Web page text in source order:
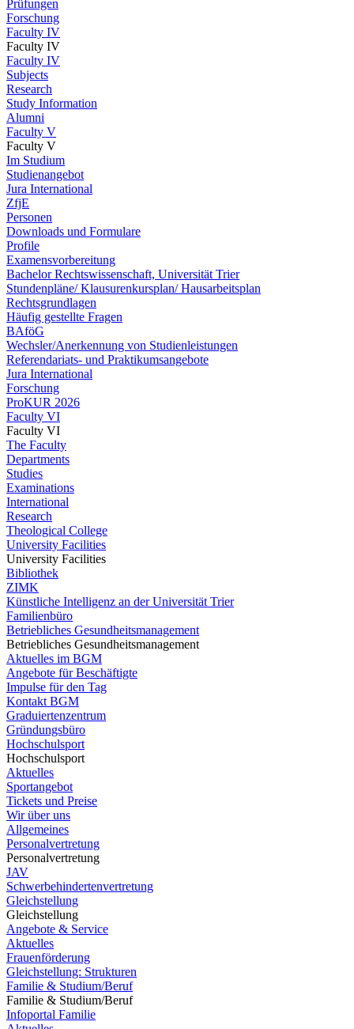
Prüfungen
Forschung
Faculty IV
Faculty IV
Faculty IV
Subjects
Research
Study Information
Alumni
Faculty V
Faculty V
Im Studium
Studienangebot
Jura International
ZfjE
Personen
Downloads und Formulare
Profile
Examensvorbereitung
Bachelor Rechtswissenschaft, Universität Trier
Stundenpläne/ Klausurenkursplan/ Hausarbeitsplan
Rechtsgrundlagen
Häufig gestellte Fragen
BAföG
Wechsler/Anerkennung von Studienleistungen
Referendariats- und Praktikumsangebote
Jura International
Forschung
ProKUR 2026
Faculty VI
Faculty VI
The Faculty
Departments
Studies
Examinations
International
Research
Theological College
University Facilities
University Facilities
Bibliothek
ZIMK
Künstliche Intelligenz an der Universität Trier
Familienbüro
Betriebliches Gesundheitsmanagement
Betriebliches Gesundheitsmanagement
Aktuelles im BGM
Angebote für Beschäftigte
Impulse für den Tag
Kontakt BGM
Graduiertenzentrum
Gründungsbüro
Hochschulsport
Hochschulsport
Aktuelles
Sportangebot
Tickets und Preise
Wir über uns
Allgemeines
Personalvertretung
Personalvertretung
JAV
Schwerbehindertenvertretung
Gleichstellung
Gleichstellung
Angebote & Service
Aktuelles
Frauenförderung
Gleichstellung: Strukturen
Familie & Studium/Beruf
Familie & Studium/Beruf
Infoportal Familie